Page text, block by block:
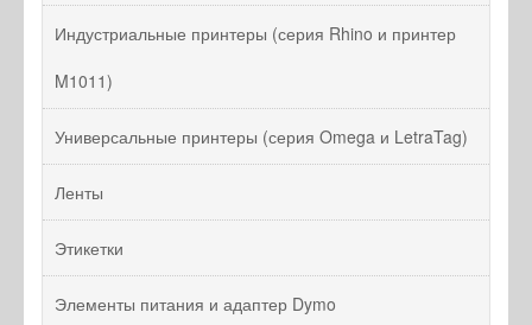
Индустриальные принтеры (серия Rhino и принтер
M1011)
Универсальные принтеры (серия Omega и LetraTag)
Ленты
Этикетки
Элементы питания и адаптер Dymo